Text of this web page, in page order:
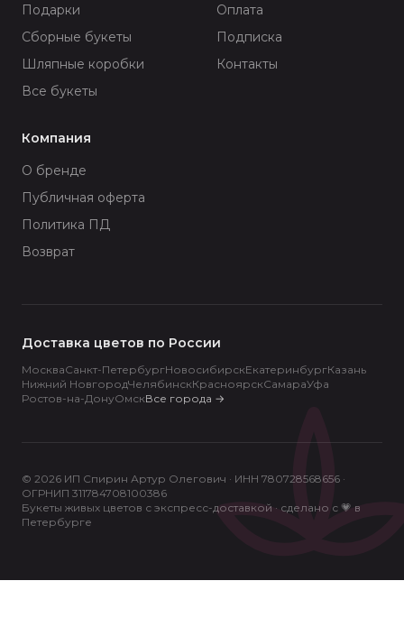
Подарки
Сборные букеты
Шляпные коробки
Все букеты
Оплата
Подписка
Контакты
Компания
О бренде
Публичная оферта
Политика ПД
Возврат
Доставка цветов по России
МоскваСанкт-ПетербургНовосибирскЕкатеринбургКазань
Нижний НовгородЧелябинскКрасноярскСамараУфа
Ростов-на-ДонуОмскВсе города →
© 2026 ИП Спирин Артур Олегович · ИНН 780728568656 ·
ОГРНИП 311784708100386
Букеты живых цветов с экспресс-доставкой · сделано с 💗 в
Петербурге